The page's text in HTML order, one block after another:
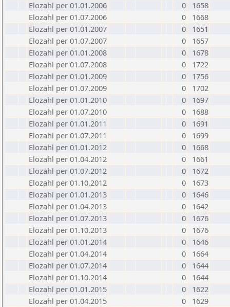
Elozahl per 01.01.2006
0
1658
Elozahl per 01.07.2006
0
1668
Elozahl per 01.01.2007
0
1651
Elozahl per 01.07.2007
0
1657
Elozahl per 01.01.2008
0
1678
Elozahl per 01.07.2008
0
1722
Elozahl per 01.01.2009
0
1756
Elozahl per 01.07.2009
0
1702
Elozahl per 01.01.2010
0
1697
Elozahl per 01.07.2010
0
1688
Elozahl per 01.01.2011
0
1691
Elozahl per 01.07.2011
0
1699
Elozahl per 01.01.2012
0
1668
Elozahl per 01.04.2012
0
1661
Elozahl per 01.07.2012
0
1672
Elozahl per 01.10.2012
0
1673
Elozahl per 01.01.2013
0
1646
Elozahl per 01.04.2013
0
1642
Elozahl per 01.07.2013
0
1676
Elozahl per 01.10.2013
0
1676
Elozahl per 01.01.2014
0
1646
Elozahl per 01.04.2014
0
1664
Elozahl per 01.07.2014
0
1644
Elozahl per 01.10.2014
0
1644
Elozahl per 01.01.2015
0
1622
Elozahl per 01.04.2015
0
1629